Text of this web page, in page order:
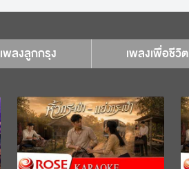
เพลงลูกกรุง เพลงเพื่อชีวิต